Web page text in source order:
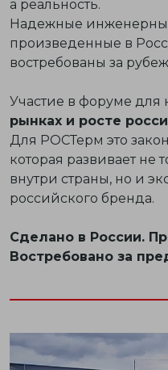
а реальность.
Надежные
произведенные в
востребованы за
Участие в форуме для
рынках и росте
Для РОСТерм это
которая развивает не
внутри страны, но и
российского бренда.
Сделано в России.
Востребовано за